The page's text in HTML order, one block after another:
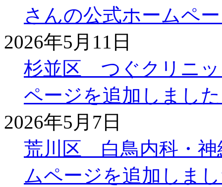
さんの公式ホームペ
2026年5月11日
杉並区 つぐクリニッ
ページを追加しまし
2026年5月7日
荒川区 白鳥内科・神
ムページを追加しま